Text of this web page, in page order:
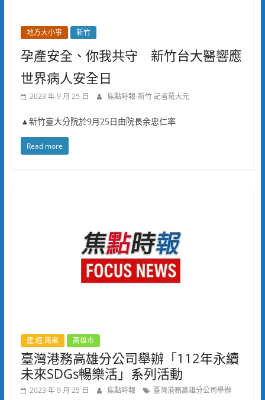
地方大小事 新竹
孕產安全、你我共守 新竹台大醫響應
世界病人安全日
2023 年 9 月 25 日 焦點時報-新竹 記者羅大元
▲新竹臺大分院於9月25日由院長余忠仁率
Read more
產.經.商業 高雄市
臺灣港務高雄分公司舉辦「112年永續
未來SDGs暢樂活」系列活動
2023 年 9 月 25 日 焦點時報
臺灣港務高雄分公司舉辦